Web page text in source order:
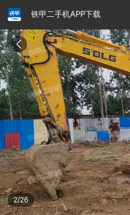
铁甲二手机APP下载
2/26
请输入手机号
提
交
即
表
示
您
同
意
《隐
私
政
策》
铁甲龙总部